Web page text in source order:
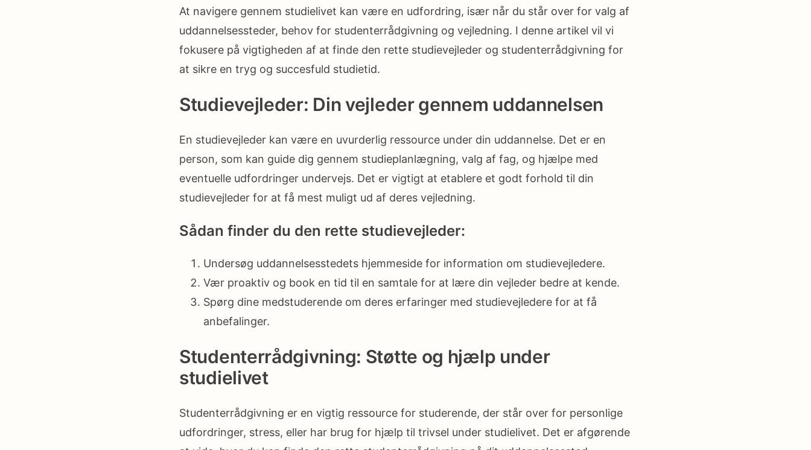
At navigere gennem studielivet kan være en udfordring, især når du står over for valg af
uddannelsessteder, behov for studenterrådgivning og vejledning. I denne artikel vil vi
fokusere på vigtigheden af at finde den rette studievejleder og studenterrådgivning for
at sikre en tryg og succesfuld studietid.
Studievejleder: Din vejleder gennem uddannelsen
En studievejleder kan være en uvurderlig ressource under din uddannelse. Det er en
person, som kan guide dig gennem studieplanlægning, valg af fag, og hjælpe med
eventuelle udfordringer undervejs. Det er vigtigt at etablere et godt forhold til din
studievejleder for at få mest muligt ud af deres vejledning.
Sådan finder du den rette studievejleder:
Undersøg uddannelsesstedets hjemmeside for information om studievejledere.
Vær proaktiv og book en tid til en samtale for at lære din vejleder bedre at kende.
Spørg dine medstuderende om deres erfaringer med studievejledere for at få
anbefalinger.
Studenterrådgivning: Støtte og hjælp under
studielivet
Studenterrådgivning er en vigtig ressource for studerende, der står over for personlige
udfordringer, stress, eller har brug for hjælp til trivsel under studielivet. Det er afgørende